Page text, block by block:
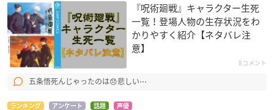
『呪術廻戦』キャラクター生死
一覧！登場人物の生存状況をわ
かりやすく紹介【ネタバレ注
意】
8コメント
五条悟死んじゃったのは😞悲しい⋯
ランキング アンケート 話題 声優